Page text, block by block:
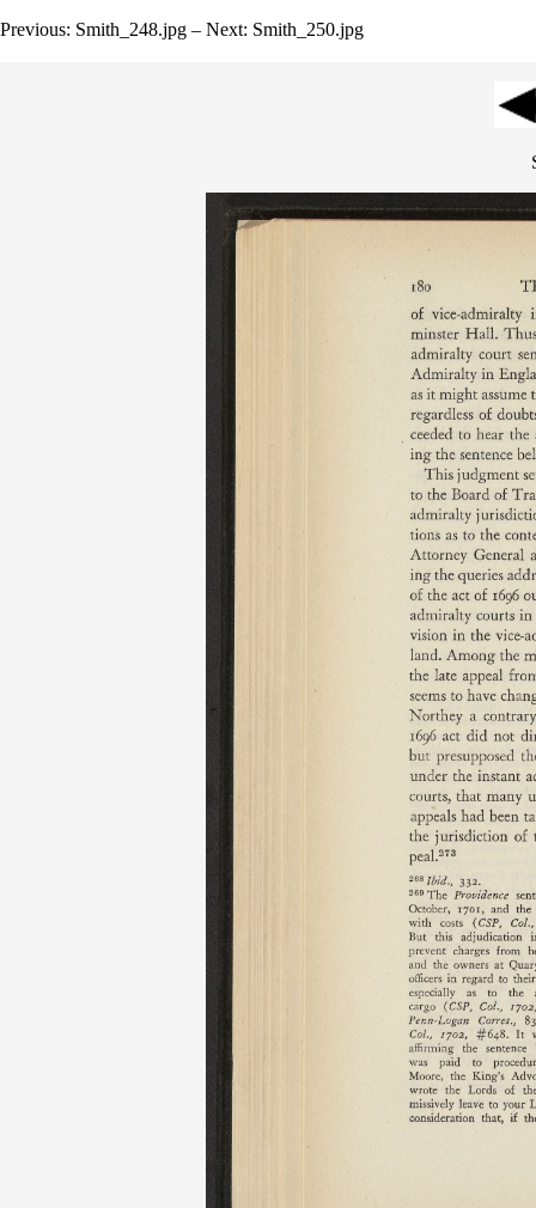
Previous: Smith_248.jpg – Next: Smith_250.jpg